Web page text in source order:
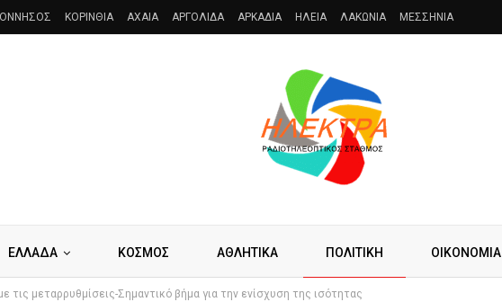
ΚΟΡΙΝΘΙΑ AXAIA ΑΡΓΟΛΙΔΑ ΑΡΚΑΔΙΑ ΗΛΕΙΑ ΛΑΚΩΝΙΑ ΜΕΣΣΗΝΙΑ
ΕΛΛΑΔΑ ΚΟΣΜΟΣ ΑΘΛΗΤΙΚΑ ΠΟΛΙΤΙΚΗ ΟΙΚΟΝΟΜΙΑ
τις μεταρρυθμίσεις-Σημαντικό βήμα για την ενίσχυση της ισότητας